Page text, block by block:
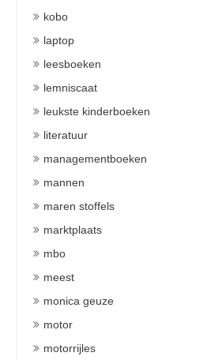
kobo
laptop
leesboeken
lemniscaat
leukste kinderboeken
literatuur
managementboeken
mannen
maren stoffels
marktplaats
mbo
meest
monica geuze
motor
motorrijles